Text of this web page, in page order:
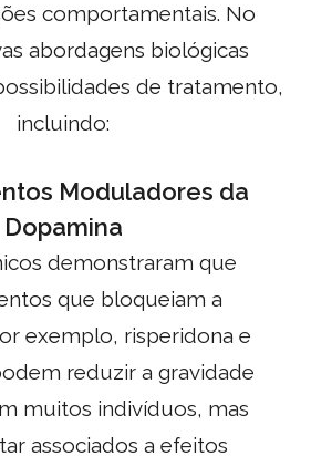
comportamentais. No
abordagens biológicas
de tratamento,
incluindo:
Moduladores da
Dopamina
demonstraram que
que bloqueiam a
exemplo, risperidona e
reduzir a gravidade
muitos indivíduos, mas
associados a efeitos